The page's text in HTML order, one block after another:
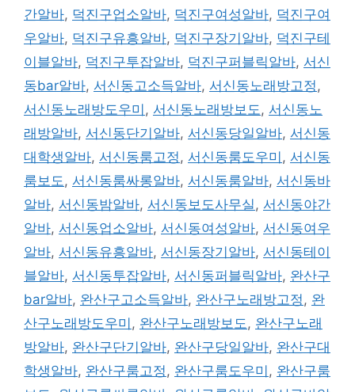
간알바, 덕진구업소알바, 덕진구여성알바, 덕진구여
우알바, 덕진구유흥알바, 덕진구장기알바, 덕진구테
이블알바, 덕진구투잡알바, 덕진구퍼블릭알바, 서신
동bar알바, 서신동고소득알바, 서신동노래방고정,
서신동노래방도우미 , 서신동노래방보도, 서신동노
래방알바, 서신동단기알바, 서신동당일알바, 서신동
대학생알바, 서신동룸고정, 서신동룸도우미 , 서신동
룸보도, 서신동룸싸롱알바, 서신동룸알바, 서신동바
알바, 서신동밤알바, 서신동보도사무실, 서신동야간
알바, 서신동업소알바, 서신동여성알바, 서신동여우
알바, 서신동유흥알바, 서신동장기알바, 서신동테이
블알바, 서신동투잡알바, 서신동퍼블릭알바, 완산구
bar알바, 완산구고소득알바, 완산구노래방고정, 완
산구노래방도우미 , 완산구노래방보도, 완산구노래
방알바, 완산구단기알바, 완산구당일알바, 완산구대
학생알바, 완산구룸고정, 완산구룸도우미 , 완산구룸